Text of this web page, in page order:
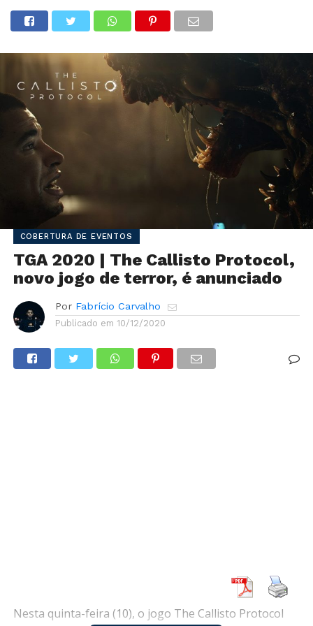
COBERTURA DE EVENTOS
TGA 2020 | The Callisto Protocol,
novo jogo de terror, é anunciado
Por Fabrício Carvalho
Publicado em 10/12/2020
Nesta quinta-feira (10), o jogo The Callisto Protocol